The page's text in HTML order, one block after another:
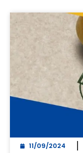
11/09/2024